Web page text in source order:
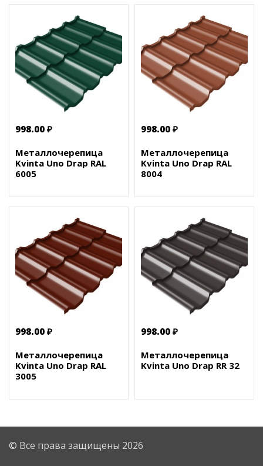
998.00 ₽
Металлочерепица
Kvinta Uno Drap RAL
6005
998.00 ₽
Металлочерепица
Kvinta Uno Drap RAL
8004
998.00 ₽
Металлочерепица
Kvinta Uno Drap RAL
3005
998.00 ₽
Металлочерепица
Kvinta Uno Drap RR 32
© Все права защищены 2026